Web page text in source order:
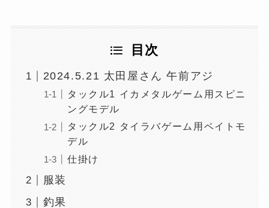
目次
2024.5.21 太田屋さん 午前アジ
タックル1 イカメタルゲーム用スピニ
ングモデル
タックル2 タイラバゲーム用ベイトモ
デル
仕掛け
服装
釣果